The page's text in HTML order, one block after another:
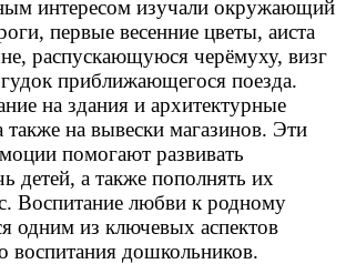
интересом изучали окружающий
первые весенние цветы, аиста
распускающуюся черёмуху, визг
приближающегося поезда.
на здания и архитектурные
также на вывески магазинов. Эти
помогают развивать
детей, а также пополнять их
Воспитание любви к родному
одним из ключевых аспектов
воспитания дошкольников.